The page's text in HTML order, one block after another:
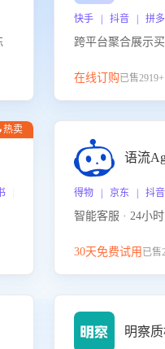
快手 | 抖音 | 拼
跨平台聚合展示
在线订购已售2919+
热卖
| 得物 | 企业微信
语流
得物 | 京东 | 抖
智能客服 · 24小
30天免费试用 已售
明察